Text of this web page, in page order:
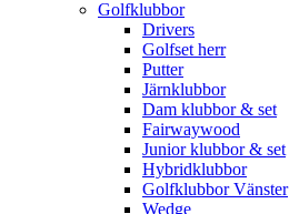
Golfklubbor
Drivers
Golfset herr
Putter
Järnklubbor
Dam klubbor & set
Fairwaywood
Junior klubbor & set
Hybridklubbor
Golfklubbor Vänster
Wedge